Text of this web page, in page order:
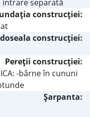
separată
construcţiei:
construcţiei:
Pereţii construcţiei:
-bârne în cununi
Şarpanta: